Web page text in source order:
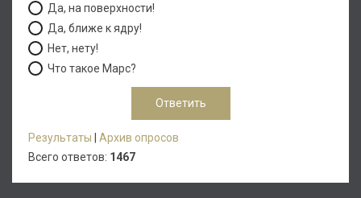
Да, на поверхности!
Да, ближе к ядру!
Нет, нету!
Что такое Марс?
Результаты
Архив опросов
Всего ответов: 1467